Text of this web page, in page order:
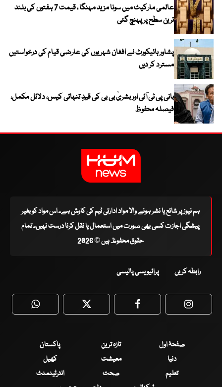
عالمی مارکیٹ میں سونا مزید مہنگا ، قیمت 7 ہفتوں کی بلند
ترین سطح پر پہنچ گئی
پشاور ہائیکورٹ نے افغان شہریوں کی عارضی قیام کی درخواستیں
مسترد کر دیں
بانی پی ٹی آئی اور بشریٰ بی بی کی قیدِ تنہائی کیس، دلائل مکمل،
فیصلہ محفوظ
ہم نیوز پر شائع یا نشر ہونے والا مواد ادارتی ٹیم کی کاوش ہے۔ اس مواد کو بغیر
پیشگی اجازت کسی بھی صورت میں استعمال یا نقل کرنا درست نہیں۔ تمام
حقوق محفوظ ہیں © 2026
رابطہ کریں پرائیویسی پالیسی
WhatsApp Twitter Facebook
صفحۂ اول تازہ ترین
پاکستان
دنیا
معیشت
کھیل
تعلیم
صحت
انٹرٹینمنٹ